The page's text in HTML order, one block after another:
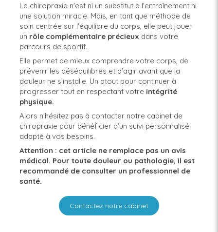
La chiropraxie n'est ni un substitut à l'entraînement ni
une solution miracle. Mais, en tant que méthode de
soin centrée sur l'équilibre du corps, elle peut jouer
un rôle complémentaire précieux dans votre
parcours de sportif.
Elle permet de mieux comprendre votre corps, de
prévenir les déséquilibres et d'agir avant que la
douleur ne s'installe. Un atout pour continuer à
progresser tout en respectant votre intégrité
physique.
Alors n'hésitez pas à contacter notre cabinet de
chiropraxie pour bénéficier d'un suivi personnalisé
adapté à vos besoins.
Attention : cet article ne remplace pas un avis
médical. Pour toute douleur ou pathologie, il est
recommandé de consulter un professionnel de
santé.
Contactez notre cabinet